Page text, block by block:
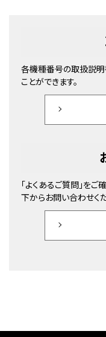
各機種番号の取扱説明
ことができます。
「よくあるご質問」を
下からお問い合わせく